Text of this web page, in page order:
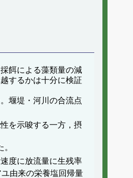
餌による藻類量の減
するかは十分に検証
堰堤・河川の合流点
を示唆する一方，摂
度に放流量に生残率
由来の栄養塩回帰量